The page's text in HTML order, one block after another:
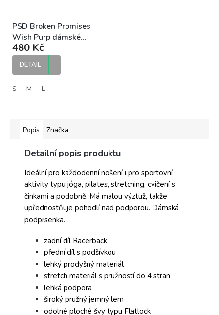
PSD Broken Promises
Wish Purp dámské
kalhotky
480 Kč
DETAIL
S M L
Popis Značka
Detailní popis produktu
Ideální pro každodenní nošení i pro sportovní
aktivity typu jóga, pilates, stretching, cvičení s
činkami a podobně. Má malou výztuž, takže
upřednostňuje pohodlí nad podporou. Dámská
podprsenka.
zadní díl Racerback
přední díl s podšívkou
lehký prodyšný materiál
stretch materiál s pružností do 4 stran
lehká podpora
široký pružný jemný lem
odolné ploché švy typu Flatlock